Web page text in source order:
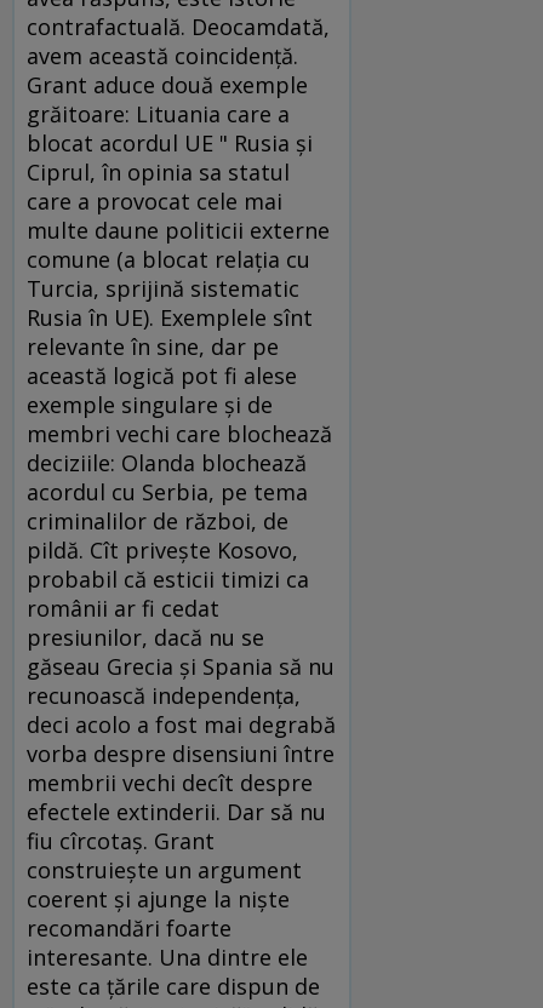
contrafactuală. Deocamdată,
avem această coincidenţă.
Grant aduce două exemple
grăitoare: Lituania care a
blocat acordul UE " Rusia şi
Ciprul, în opinia sa statul
care a provocat cele mai
multe daune politicii externe
comune (a blocat relaţia cu
Turcia, sprijină sistematic
Rusia în UE). Exemplele sînt
relevante în sine, dar pe
această logică pot fi alese
exemple singulare şi de
membri vechi care blochează
deciziile: Olanda blochează
acordul cu Serbia, pe tema
criminalilor de război, de
pildă. Cît priveşte Kosovo,
probabil că esticii timizi ca
românii ar fi cedat
presiunilor, dacă nu se
găseau Grecia şi Spania să nu
recunoască independenţa,
deci acolo a fost mai degrabă
vorba despre disensiuni între
membrii vechi decît despre
efectele extinderii. Dar să nu
fiu cîrcotaş. Grant
construieşte un argument
coerent şi ajunge la nişte
recomandări foarte
interesante. Una dintre ele
este ca ţările care dispun de